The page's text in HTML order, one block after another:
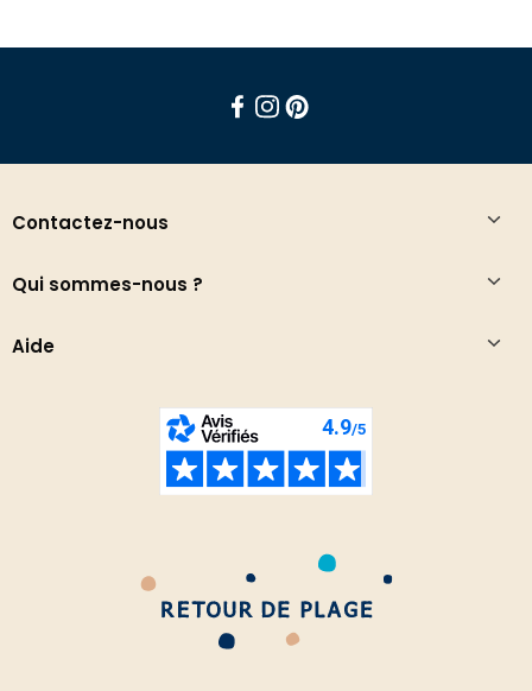
Contactez-nous
Qui sommes-nous ?
Aide